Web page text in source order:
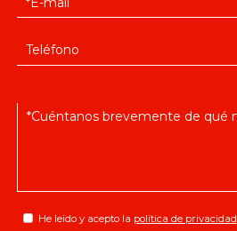
He leido y acepto la política de privacidad